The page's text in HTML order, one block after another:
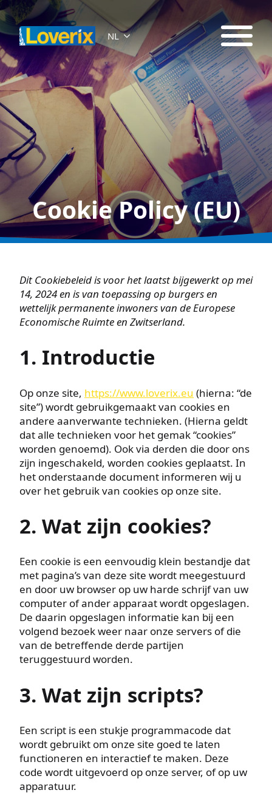
NL
Cookie Policy (EU)
Dit Cookiebeleid is voor het laatst bijgewerkt op mei
14, 2024 en is van toepassing op burgers en
wettelijk permanente inwoners van de Europese
Economische Ruimte en Zwitserland.
1. Introductie
Op onze site, https://www.loverix.eu (hierna: “de
site”) wordt gebruikgemaakt van cookies en
andere aanverwante technieken. (Hierna geldt
dat alle technieken voor het gemak “cookies”
worden genoemd). Ook via derden die door ons
zijn ingeschakeld, worden cookies geplaatst. In
het onderstaande document informeren wij u
over het gebruik van cookies op onze site.
2. Wat zijn cookies?
Een cookie is een eenvoudig klein bestandje dat
met pagina’s van deze site wordt meegestuurd
en door uw browser op uw harde schrijf van uw
computer of ander apparaat wordt opgeslagen.
De daarin opgeslagen informatie kan bij een
volgend bezoek weer naar onze servers of die
van de betreffende derde partijen
teruggestuurd worden.
3. Wat zijn scripts?
Een script is een stukje programmacode dat
wordt gebruikt om onze site goed te laten
functioneren en interactief te maken. Deze
code wordt uitgevoerd op onze server, of op uw
apparatuur.